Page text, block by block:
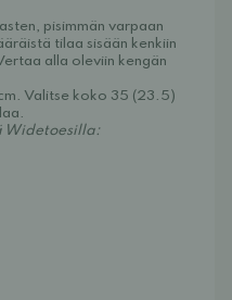
pisimmän varpaan
tilaa sisään kenkiin
alla oleviin kengän
Valitse koko 35 (23.5)
Widetoesilla: